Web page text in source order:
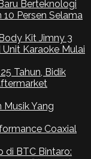
Berteknologi
10 Persen Selama
Kit Jimny 3
Karaoke Mulai
Tahun, Bidik
Musik Yang
Coaxial
di BTC Bintaro: